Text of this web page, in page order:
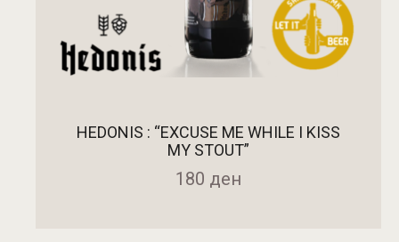
HEDONIS : “EXCUSE ME WHILE I KISS
MY STOUT”
180 ден